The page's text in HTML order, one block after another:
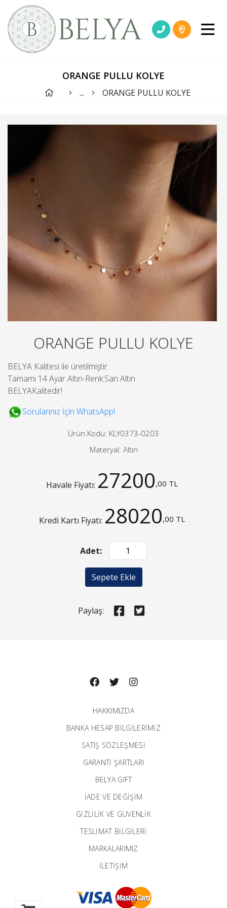
ORANGE PULLU KOLYE
... ORANGE PULLU KOLYE
ORANGE PULLU KOLYE
BELYA Kalitesi ile üretilmiştir.
Tamamı 14 Ayar Altın-Renk:Sarı Altın
BELYAKalitedir!
Sorularınız İçin WhatsApp!
Ürün Kodu: KLY0373-0203
Materyal: Altın
Havale Fiyatı: 27200,00 TL
Kredi Kartı Fiyatı: 28020,00 TL
Adet:
Sepete Ekle
Paylaş:
HAKKIMIZDA
BANKA HESAP BILGILERIMIZ
SATIŞ SÖZLEŞMESİ
GARANTI ŞARTLARI
BELYA GIFT
İADE VE DEĞİŞİM
GİZLİLİK VE GÜVENLİK
TESLİMAT BİLGİLERİ
MARKALARIMIZ
İLETIŞIM